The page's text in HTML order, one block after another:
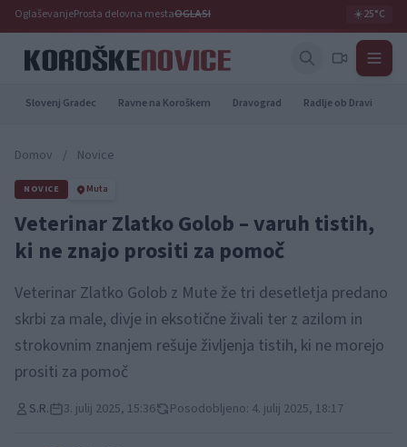
OglaševanjeProsta delovna mestaOGLASI ☀️25°C
Slovenj Gradec Ravne na Koroškem Dravograd Radlje ob Dravi
Domov / Novice
NOVICE Muta
Veterinar Zlatko Golob – varuh tistih,
ki ne znajo prositi za pomoč
Veterinar Zlatko Golob z Mute že tri desetletja predano
skrbi za male, divje in eksotične živali ter z azilom in
strokovnim znanjem rešuje življenja tistih, ki ne morejo
prositi za pomoč
S.R. 3. julij 2025, 15:36 Posodobljeno: 4. julij 2025, 18:17